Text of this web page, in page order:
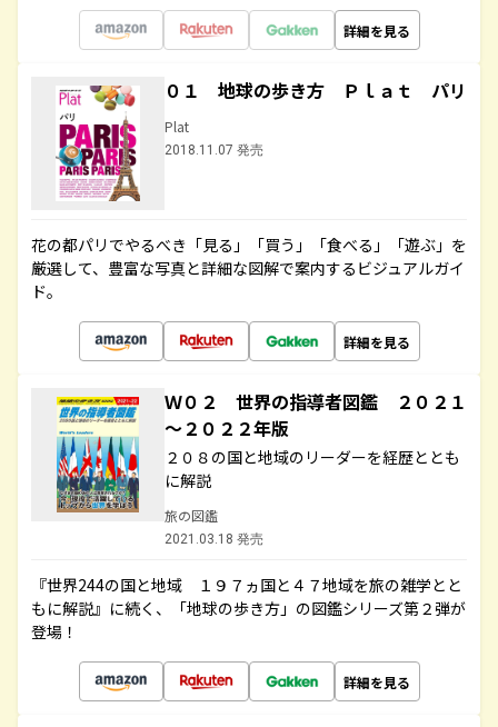
詳細を見る
０１ 地球の歩き方 Ｐｌａｔ パリ
Plat
2018.11.07 発売
花の都パリでやるべき「見る」「買う」「食べる」「遊ぶ」を
厳選して、豊富な写真と詳細な図解で案内するビジュアルガイ
ド。
詳細を見る
Ｗ０２ 世界の指導者図鑑 ２０２１
～２０２２年版
２０８の国と地域のリーダーを経歴ととも
に解説
旅の図鑑
2021.03.18 発売
『世界244の国と地域 １９７ヵ国と４７地域を旅の雑学とと
もに解説』に続く、「地球の歩き方」の図鑑シリーズ第２弾が
登場！
詳細を見る